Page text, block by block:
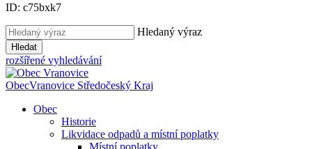
ID: c75bxk7
Hledaný výraz
Hledat
rozšířené vyhledávání
ObecVranovice Středočeský Kraj
Obec
Historie
Likvidace odpadů a místní poplatky
Místní poplatky